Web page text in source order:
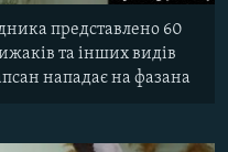
представлено 60
та інших видів
нападає на фазана